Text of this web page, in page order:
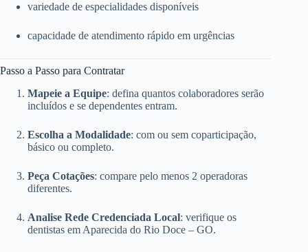
variedade de especialidades disponíveis
capacidade de atendimento rápido em urgências
Passo a Passo para Contratar
Mapeie a Equipe: defina quantos colaboradores serão
incluídos e se dependentes entram.
Escolha a Modalidade: com ou sem coparticipação,
básico ou completo.
Peça Cotações: compare pelo menos 2 operadoras
diferentes.
Analise Rede Credenciada Local: verifique os
dentistas em Aparecida do Rio Doce – GO.